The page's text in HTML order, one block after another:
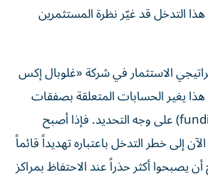
التدخل قد غيّر نظرة المستثمرين
الاستثمار في شركة «غلوبال إكس
يغير الحسابات المتعلقة بصفقات
التمويل (funding trades) على وجه التحديد. فإذا أصبح
إلى خطر التدخل باعتباره تهديداً قائماً
يصبحوا أكثر حذراً عند الاحتفاظ بمراكز